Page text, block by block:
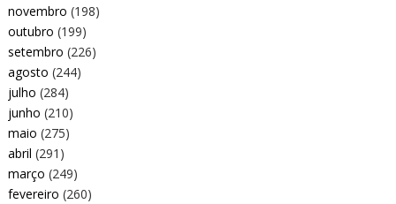
novembro (198)
outubro (199)
setembro (226)
agosto (244)
julho (284)
junho (210)
maio (275)
abril (291)
março (249)
fevereiro (260)